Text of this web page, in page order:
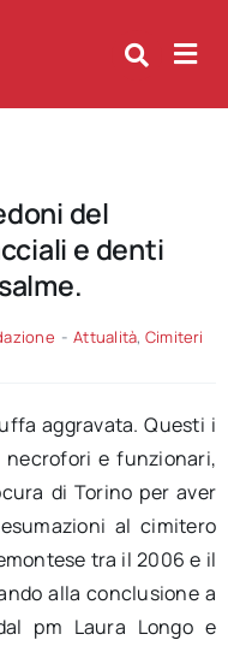
del
e denti
- Attualità, Cimiteri
aggravata. Questi i
e funzionari,
di Torino per aver
al cimitero
tra il 2006 e il
alla conclusione a
pm Laura Longo e